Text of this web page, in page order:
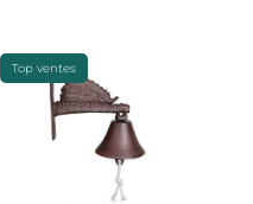
Top ventes